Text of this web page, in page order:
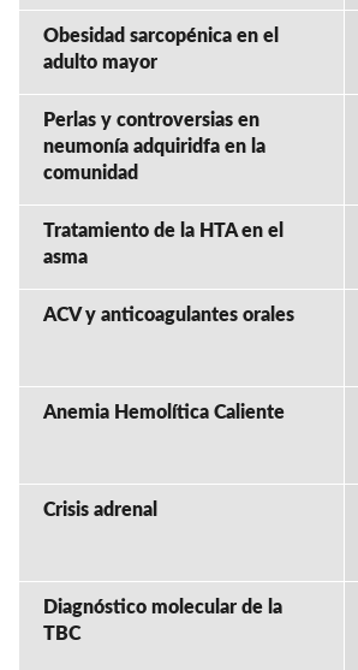
Obesidad sarcopénica en el
adulto mayor
Perlas y controversias en
neumonía adquiridfa en la
comunidad
Tratamiento de la HTA en el
asma
ACV y anticoagulantes orales
Anemia Hemolítica Caliente
Crisis adrenal
Diagnóstico molecular de la
TBC